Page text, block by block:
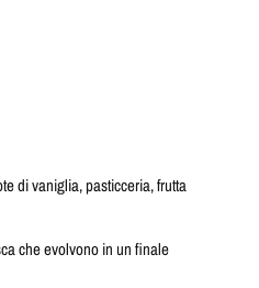
di vaniglia, pasticceria, frutta
che evolvono in un finale